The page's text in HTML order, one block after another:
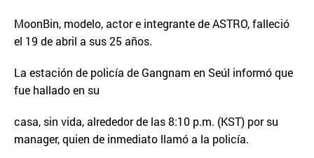
MoonBin, modelo, actor e integrante de ASTRO, falleció
el 19 de abril a sus 25 años.
La estación de policía de Gangnam en Seúl informó que
fue hallado en su
casa, sin vida, alrededor de las 8:10 p.m. (KST) por su
manager, quien de inmediato llamó a la policía.